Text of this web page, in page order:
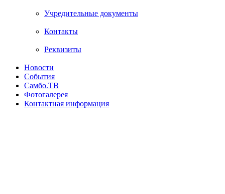
Учредительные документы
Контакты
Реквизиты
Новости
События
Самбо.ТВ
Фотогалерея
Контактная информация